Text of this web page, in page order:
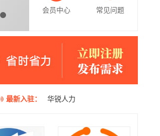
会员中心 常见问题
最新入驻： 华锐人力